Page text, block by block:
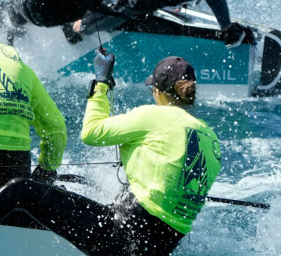
,Classe Ultim 32/23 ,Records